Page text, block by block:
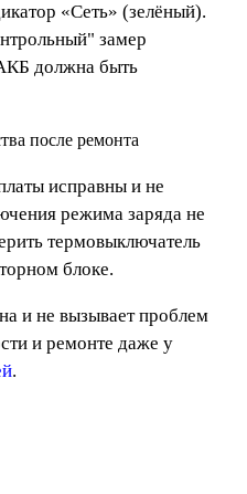
«Сеть» (зелёный).
замер
должна быть
исправны и не
режима заряда не
термовыключатель
блоке.
и не вызывает проблем
и ремонте даже у
.